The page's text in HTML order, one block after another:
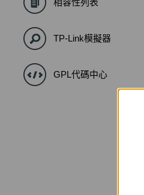
TP-Link模擬器
GPL代碼中心